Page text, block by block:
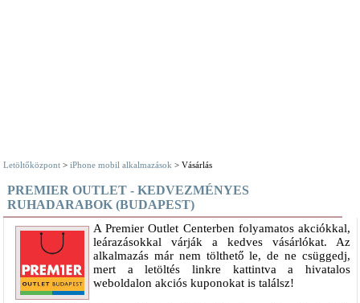
Letöltőközpont >iPhone mobil alkalmazások > Vásárlás
PREMIER OUTLET - KEDVEZMÉNYES
RUHADARABOK (BUDAPEST)
​A Premier Outlet Centerben folyamatos akciókkal,
leárazásokkal várják a kedves vásárlókat. Az
alkalmazás már nem tölthető le, de ne csüggedj,
mert a letöltés linkre kattintva a hivatalos
weboldalon akciós kuponokat is találsz!